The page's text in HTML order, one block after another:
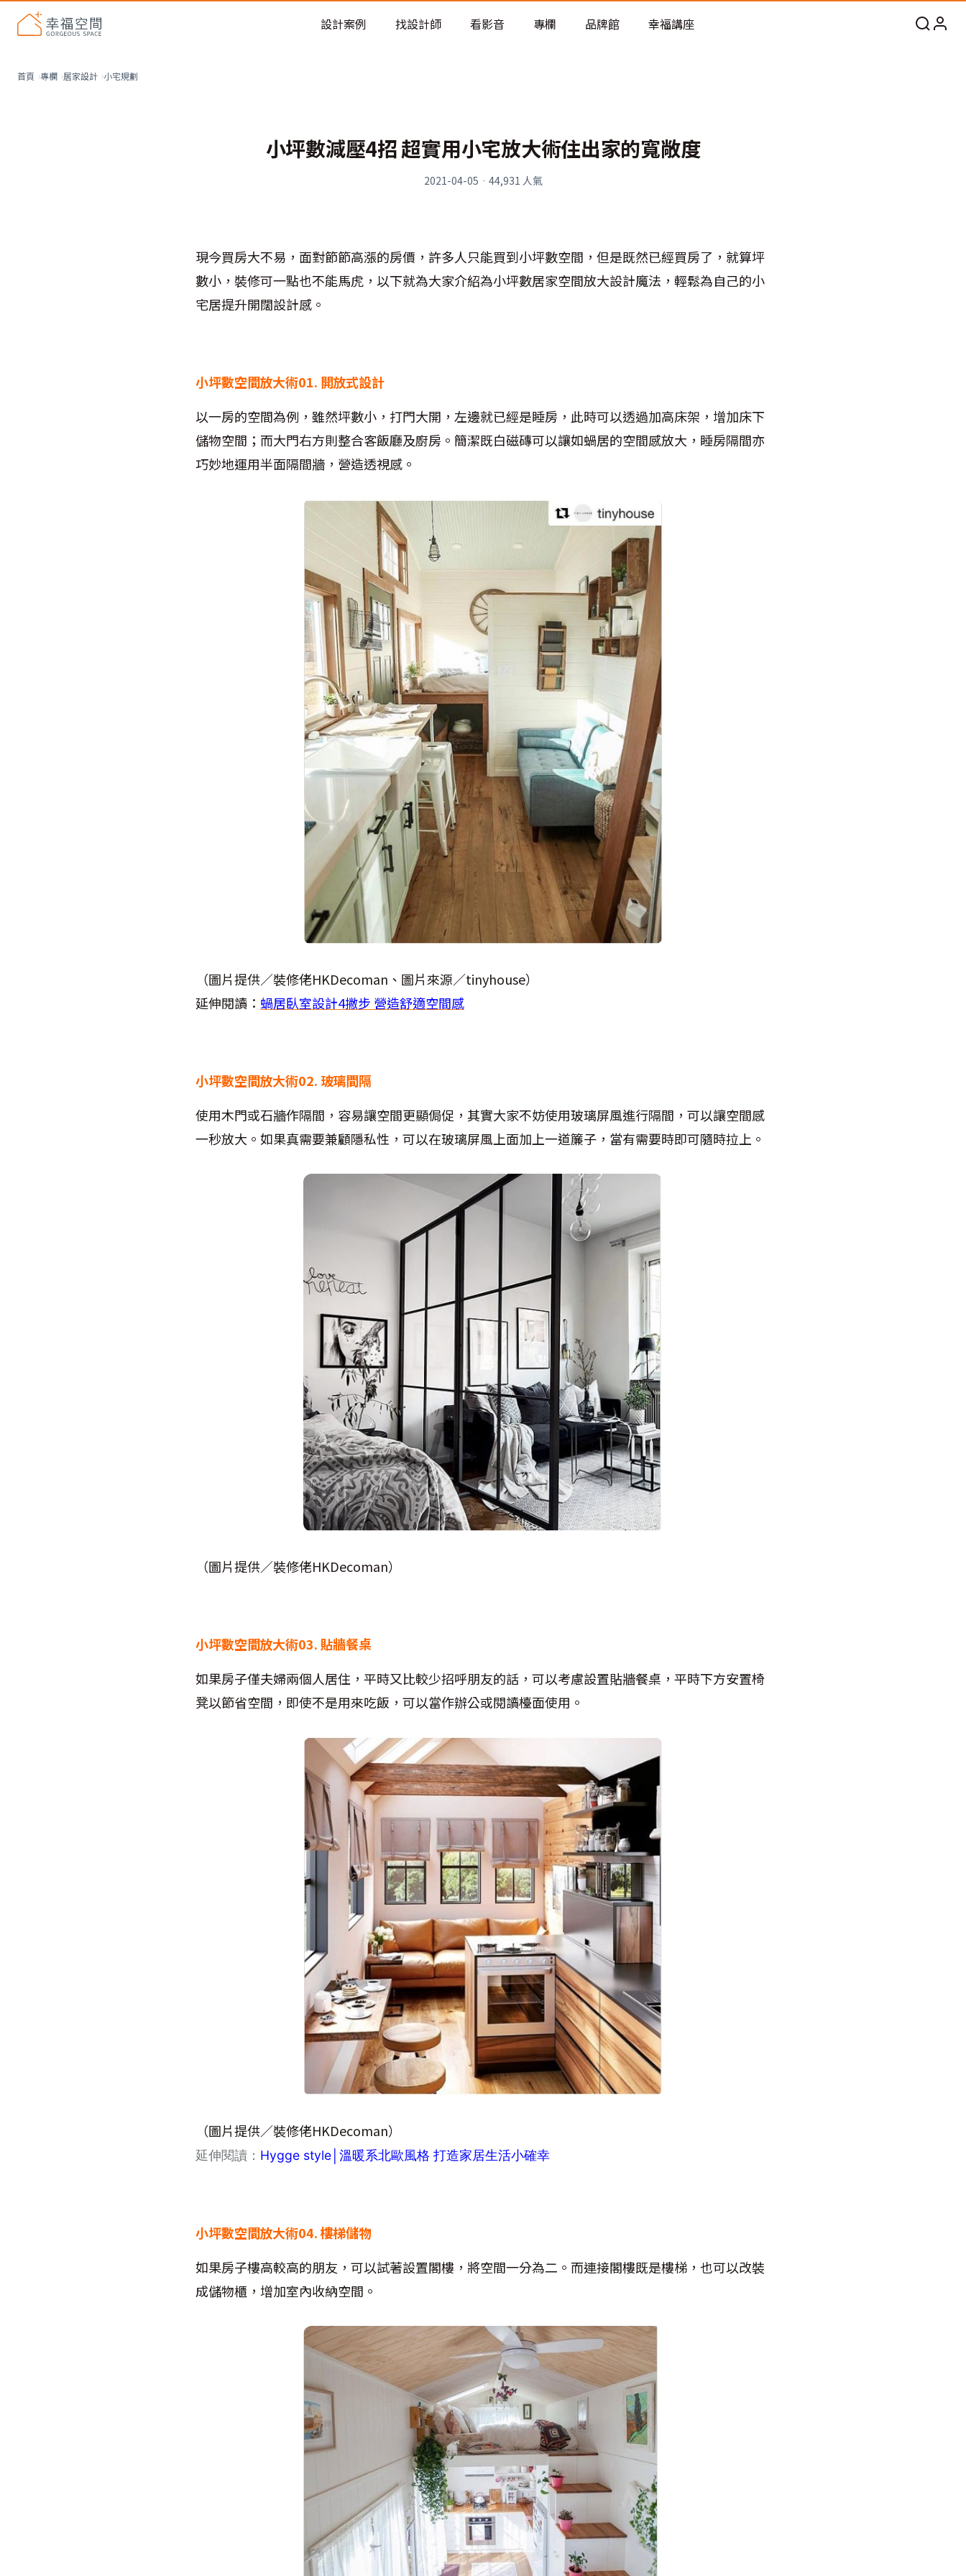
老屋預算分配與高 CP 值煥新術
設計案例 找設計師 看影音 專欄 品牌館 幸福講座
首頁 專欄 居家設計 小宅規劃
小坪數減壓4招 超實用小宅放大術住出家的寬敞度
2021-04-05 · 44,931 人氣
現今買房大不易，面對節節高漲的房價，許多人只能買到小坪數空間，但是既然已經買房了，就算坪
數小，裝修可一點也不能馬虎，以下就為大家介紹為小坪數居家空間放大設計魔法，輕鬆為自己的小
宅居提升開闊設計感。
小坪數空間放大術01. 開放式設計
以一房的空間為例，雖然坪數小，打門大開，左邊就已經是睡房，此時可以透過加高床架，增加床下
儲物空間；而大門右方則整合客飯廳及廚房。簡潔既白磁磚可以讓如蝸居的空間感放大，睡房隔間亦
巧妙地運用半面隔間牆，營造透視感。
（圖片提供／裝修佬HKDecoman、圖片來源／tinyhouse）
延伸閱讀： 蝸居臥室設計4撇步 營造舒適空間感
小坪數空間放大術02. 玻璃間隔
使用木門或石牆作隔間，容易讓空間更顯侷促，其實大家不妨使用玻璃屏風進行隔間，可以讓空間感
一秒放大。如果真需要兼顧隱私性，可以在玻璃屏風上面加上一道簾子，當有需要時即可隨時拉上。
（圖片提供／裝修佬HKDecoman）
小坪數空間放大術03. 貼牆餐桌
如果房子僅夫婦兩個人居住，平時又比較少招呼朋友的話，可以考慮設置貼牆餐桌，平時下方安置椅
凳以節省空間，即使不是用來吃飯，可以當作辦公或閱讀檯面使用。
（圖片提供／裝修佬HKDecoman）
延伸閱讀： Hygge style│溫暖系北歐風格 打造家居生活小確幸
小坪數空間放大術04. 樓梯儲物
如果房子樓高較高的朋友，可以試著設置閣樓，將空間一分為二。而連接閣樓既是樓梯，也可以改裝
成儲物櫃，增加室內收納空間。